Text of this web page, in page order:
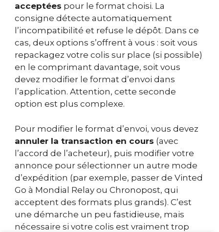
acceptées pour le format choisi. La
consigne détecte automatiquement
l’incompatibilité et refuse le dépôt. Dans ce
cas, deux options s’offrent à vous : soit vous
repackagez votre colis sur place (si possible)
en le comprimant davantage, soit vous
devez modifier le format d’envoi dans
l’application. Attention, cette seconde
option est plus complexe.
Pour modifier le format d’envoi, vous devez
annuler la transaction en cours (avec
l’accord de l’acheteur), puis modifier votre
annonce pour sélectionner un autre mode
d’expédition (par exemple, passer de Vinted
Go à Mondial Relay ou Chronopost, qui
acceptent des formats plus grands). C’est
une démarche un peu fastidieuse, mais
nécessaire si votre colis est vraiment trop